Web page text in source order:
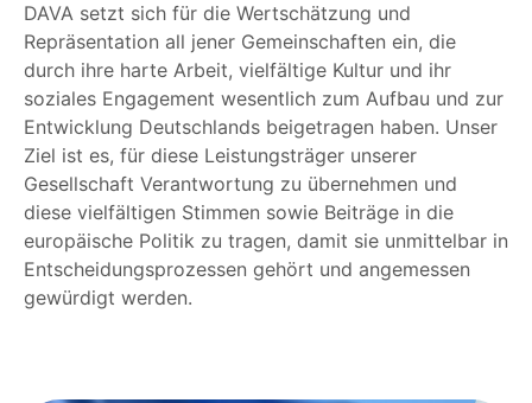
DAVA setzt sich für die Wertschätzung und
Repräsentation all jener Gemeinschaften ein, die
durch ihre harte Arbeit, vielfältige Kultur und ihr
soziales Engagement wesentlich zum Aufbau und zur
Entwicklung Deutschlands beigetragen haben. Unser
Ziel ist es, für diese Leistungsträger unserer
Gesellschaft Verantwortung zu übernehmen und
diese vielfältigen Stimmen sowie Beiträge in die
europäische Politik zu tragen, damit sie unmittelbar in
Entscheidungsprozessen gehört und angemessen
gewürdigt werden.